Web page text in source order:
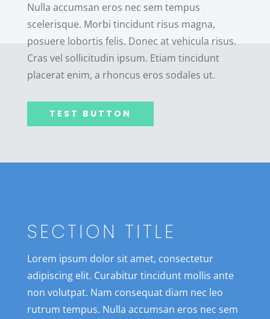
Nulla accumsan eros nec sem tempus
scelerisque. Morbi tincidunt risus magna,
posuere lobortis felis. Donec at vehicula risus.
Cras vel sollicitudin ipsum. Etiam tincidunt
placerat enim, a rhoncus eros sodales ut.
TEST BUTTON
SECTION TITLE
Lorem ipsum dolor sit amet, consectetur
adipiscing elit. Curabitur tincidunt mollis ante
non volutpat. Nam consequat diam nec leo
rutrum tempus. Nulla accumsan eros nec sem